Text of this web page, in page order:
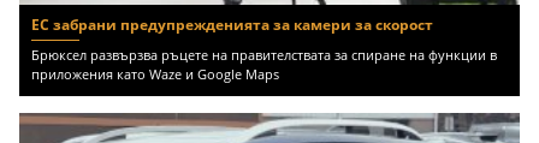
ЕС забрани предупрежденията за камери за скорост
Брюксел развързва ръцете на правителствата за спиране на функции в
приложения като Waze и Google Maps